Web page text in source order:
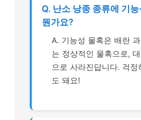
Q. 난소 낭종 종류에 기능
뭔가요?
A. 기능성 물혹은 배란
는 정상적인 물혹으로,
으로 사라진답니다. 걱정
도 돼요!